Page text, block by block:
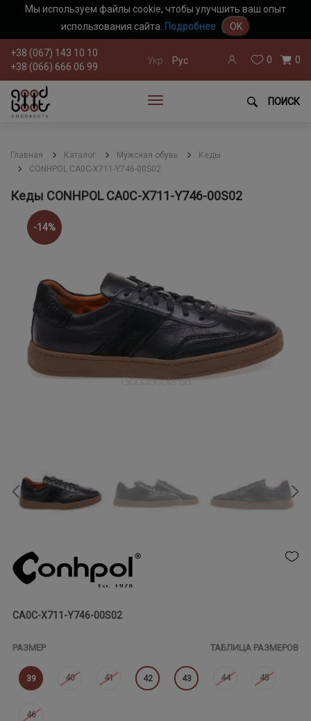
Мы используем файлы cookie, чтобы улучшить ваш опыт
использования сайта. Подробнее OK
+38 (067) 143 10 10
+38 (066) 666 06 99
Укр Рус 0 0
ПОИСК
Главная Каталог Мужская обувь
Кеды
CONHPOL CA0C-X711-Y746-00S02
Кеды CONHPOL CA0C-X711-Y746-00S02
-14%
CA0C-X711-Y746-00S02
РАЗМЕР ТАБЛИЦА РАЗМЕРОВ
39 40 41 42 43 44 45
46